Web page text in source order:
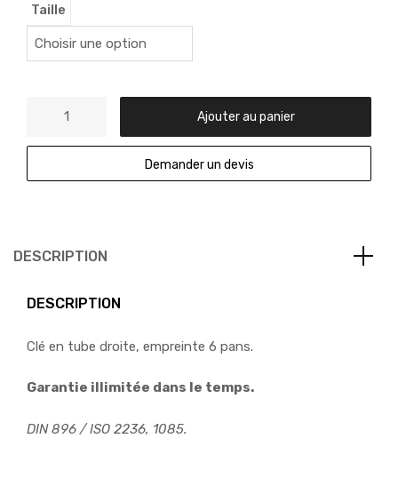
Taille
Ajouter au panier
Demander un devis
DESCRIPTION
DESCRIPTION
Clé en tube droite, empreinte 6 pans.
Garantie illimitée dans le temps.
DIN 896 / ISO 2236, 1085.